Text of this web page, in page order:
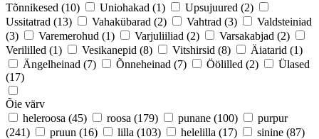
Tõnnikesed (10) Uniohakad (1) Upsujuured (2)
Ussitatrad (13) Vahakübarad (2) Vahtrad (3)
Valdsteiniad
(3)
Varemerohud (1) Varjuliiliad (2) Varsakabjad (2)
Verililled (1) Vesikanepid (8) Vitshirsid (8) Äiatarid (1)
Ängelheinad (7) Õnneheinad (7) Öölilled (2)
Ülased
(17)
Õie värv
heleroosa (45) roosa (179) punane (100)
purpur
(241)
pruun (16) lilla (103) helelilla (17) sinine (87)